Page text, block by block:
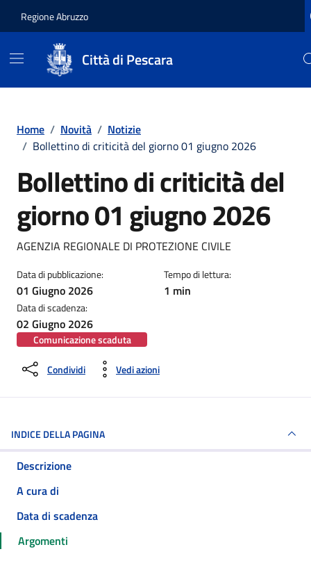
Regione Abruzzo
Città di Pescara
Home / Novità / Notizie
/ Bollettino di criticità del giorno 01 giugno 2026
Bollettino di criticità del
giorno 01 giugno 2026
Dettagli della notizia
AGENZIA REGIONALE DI PROTEZIONE CIVILE
Data di pubblicazione:
01 Giugno 2026
Data di scadenza:
02 Giugno 2026
Comunicazione scaduta
Tempo di lettura:
1 min
Condividi Vedi azioni
INDICE DELLA PAGINA
Descrizione
A cura di
Data di scadenza
Argomenti